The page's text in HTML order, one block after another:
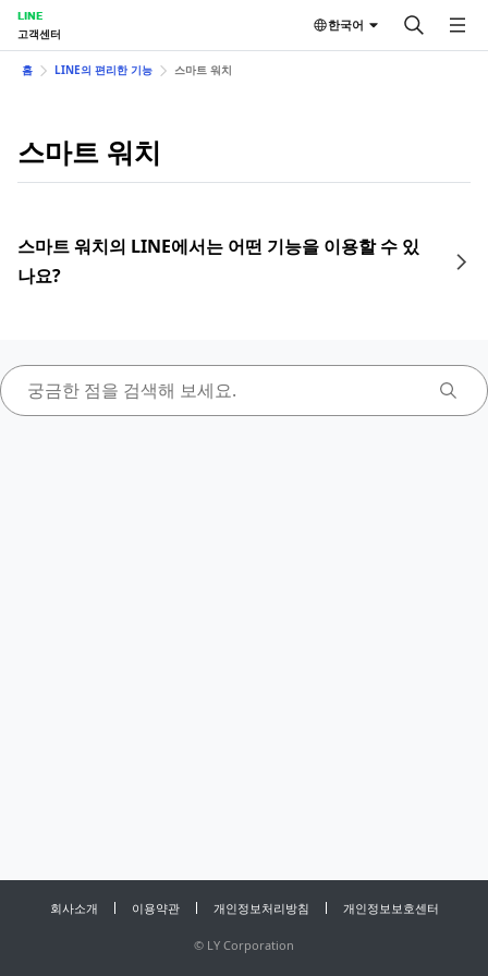
LINE
고객센터
한국어
홈 LINE의 편리한 기능 스마트 워치
스마트 워치
스마트 워치의 LINE에서는 어떤 기능을 이용할 수 있
나요?
회사소개 이용약관 개인정보처리방침 개인정보보호센터
© LY Corporation